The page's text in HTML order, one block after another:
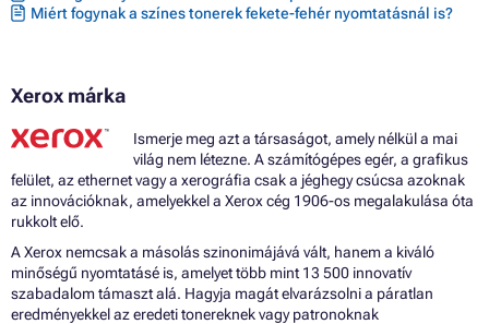
Miért fogynak a színes tonerek fekete-fehér nyomtatásnál is?
Xerox márka
Ismerje meg azt a társaságot, amely nélkül a mai
világ nem létezne. A számítógépes egér, a grafikus
felület, az ethernet vagy a xerográfia csak a jéghegy csúcsa azoknak
az innovációknak, amelyekkel a Xerox cég 1906-os megalakulása óta
rukkolt elő.
A Xerox nemcsak a másolás szinonimájává vált, hanem a kiváló
minőségű nyomtatásé is, amelyet több mint 13 500 innovatív
szabadalom támaszt alá. Hagyja magát elvarázsolni a páratlan
eredményekkel az eredeti tonereknek vagy patronoknak